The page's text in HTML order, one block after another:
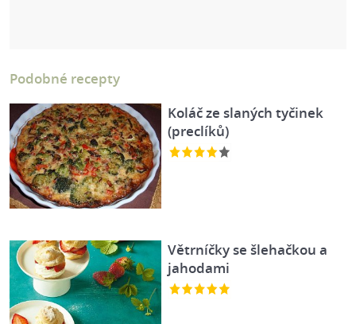
Podobné recepty
Koláč ze slaných tyčinek
(preclíků)
Větrníčky se šlehačkou a
jahodami